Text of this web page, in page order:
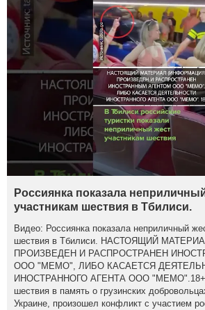
Россиянка показала
участникам шествия в Тбилиси.
Видео: Россиянка показала неприличный
шествия в Тбилиси. НАСТОЯЩИЙ
ПРОИЗВЕДЕН И РАСПРОСТРАНЕН
ООО "МЕМО", ЛИБО КАСАЕТСЯ
ИНОСТРАННОГО АГЕНТА ООО "МЕМО".18+
шествия в память о грузинских
Украине, произошел конфликт с участием